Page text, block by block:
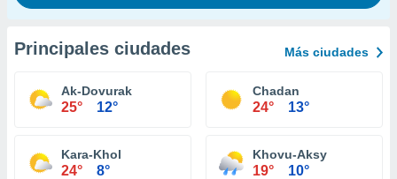
Principales ciudades Más ciudades
Ak-Dovurak
25° 12°
Chadan
24° 13°
Kara-Khol
24° 8°
Khovu-Aksy
19° 10°